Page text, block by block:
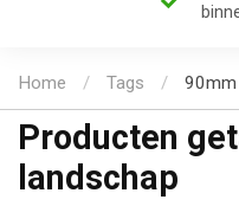
Home / Tags / 90mm
Producten
landschap